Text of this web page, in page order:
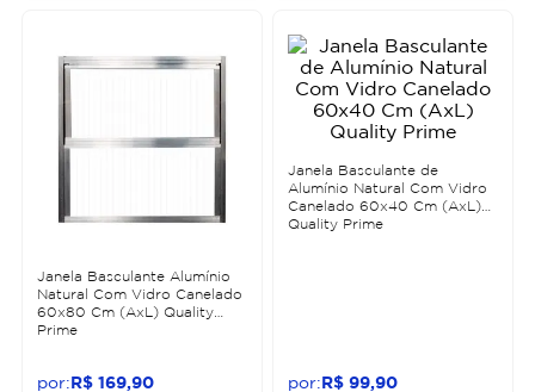
Janela Basculante Alumínio
Natural Com Vidro Canelado
60x80 Cm (AxL) Quality
Prime
R$ 169 90
Janela Basculante de
Alumínio Natural Com Vidro
Canelado 60x40 Cm (AxL)
Quality Prime
R$ 99 90